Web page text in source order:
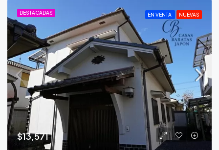
DESTACADAS EN VENTA NUEVAS
$13,571